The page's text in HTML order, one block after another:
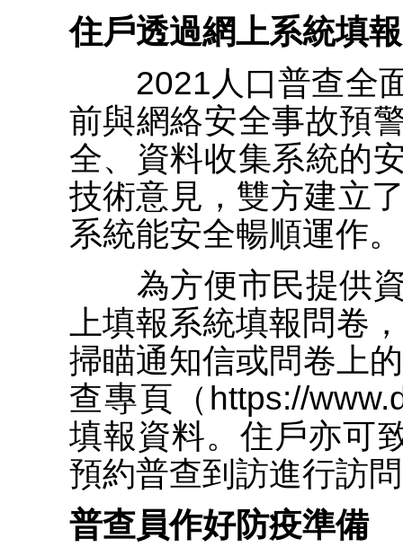
住戶透過網上系統填
2021人口普查全面
前與網絡安全事故預
全、資料收集系統的
技術意見，雙方建立
系統能安全暢順運作。
為方便市民提供資
上填報系統填報問卷
掃瞄通知信或問卷上
查專頁（https://
填報資料。住戶亦可
預約普查到訪進行訪
普查員作好防疫準備